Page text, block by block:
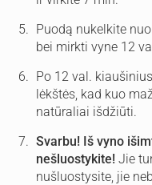
Puodą nukelkite
bei mirkti vyne 12
Po 12 val.
lėkštės, kad kuo
natūraliai išdžiūti.
Svarbu! Iš vyno
nešluostykite! Jie
nušluostysite, jie